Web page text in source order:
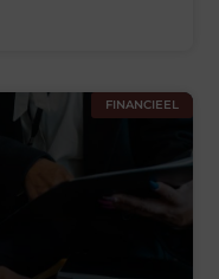
FINANCIEEL